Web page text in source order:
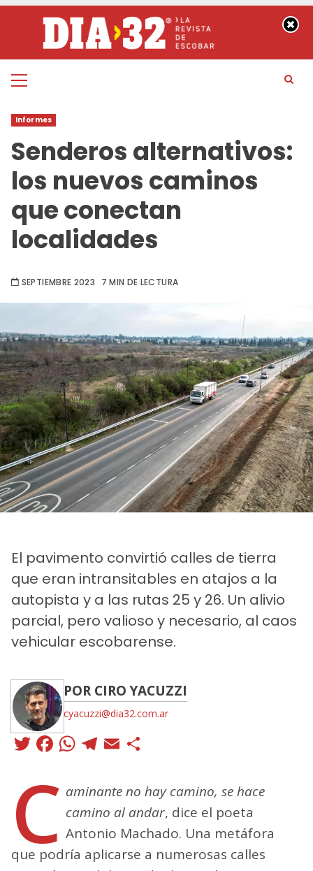
contenido
Menú
Informes
Senderos alternativos:
los nuevos caminos
que conectan
localidades
SEPTIEMBRE 2023 7 MIN DE LECTURA
El pavimento convirtió calles de tierra
que eran intransitables en atajos a la
autopista y a las rutas 25 y 26. Un alivio
parcial, pero valioso y necesario, al caos
vehicular escobarense.
POR CIRO YACUZZI
cyacuzzi@dia32.com.ar
Twitter
Facebook
WhatsApp
Telegram
Email
C aminante no hay camino, se hace
camino al andar, dice el poeta
Antonio Machado. Una metáfora
que podría aplicarse a numerosas calles